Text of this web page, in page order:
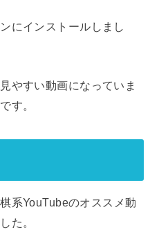
にインストールしまし
やすい動画になっていま
す。
系YouTubeのオススメ動
た。